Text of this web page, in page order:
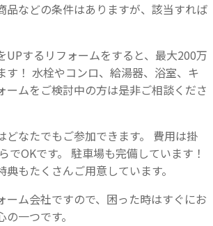
品などの条件はありますが、該当すれば
UPするリフォームをすると、最大200万
！ 水栓やコンロ、給湯器、浴室、キ
ームをご検討中の方は是非ご相談くださ
なたでもご参加できます。
費用は掛
でOKです。 駐車場も完備しています！
典もたくさんご用意しています。
ーム会社ですので、困った時はすぐにお
一つです。